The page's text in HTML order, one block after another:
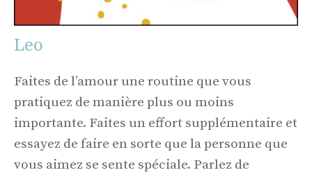
Leo
Faites de l’amour une routine que vous
pratiquez de manière plus ou moins
importante. Faites un effort supplémentaire et
essayez de faire en sorte que la personne que
vous aimez se sente spéciale. Parlez de